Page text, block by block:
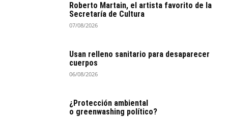
Roberto Martain, el artista favorito de la
Secretaría de Cultura
07/08/2026
Usan relleno sanitario para desaparecer
cuerpos
06/08/2026
¿Protección ambiental
o greenwashing político?